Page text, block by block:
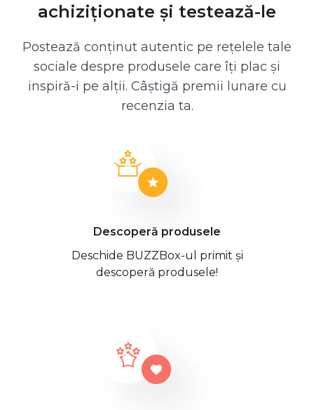
achiziționate și testează-le
Postează conținut autentic pe rețelele tale
sociale despre produsele care îți plac și
inspiră-i pe alții. Câștigă premii lunare cu
recenzia ta.
Descoperă produsele
Deschide BUZZBox-ul primit și
descoperă produsele!